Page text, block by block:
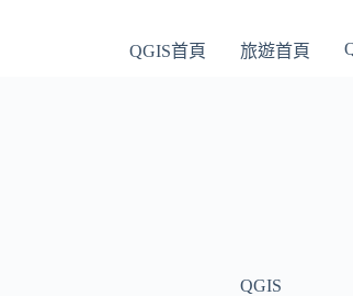
QGIS首頁 旅遊首頁
QGIS